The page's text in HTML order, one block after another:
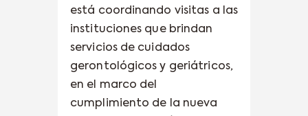
está coordinando visitas a las
instituciones que brindan
servicios de cuidados
gerontológicos y geriátricos,
en el marco del
cumplimiento de la nueva